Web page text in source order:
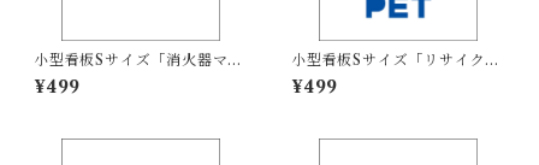
小型看板Sサイズ「消火器マー
ク（赤）」 屋外可【その他・
マーク】
¥499
小型看板Sサイズ「リサイクル
PETボトル（青）」 屋外可
【その他・マーク】
¥499